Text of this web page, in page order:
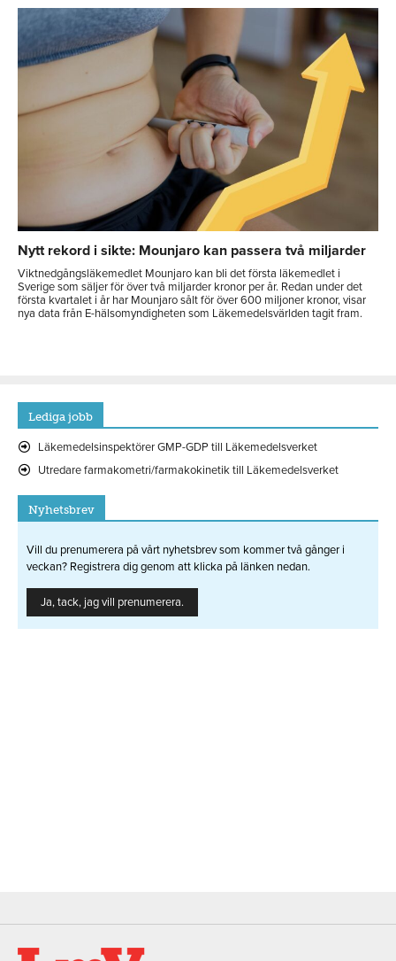
Nytt rekord i sikte: Mounjaro kan passera två miljarder
Viktnedgångsläkemedlet Mounjaro kan bli det första läkemedlet i
Sverige som säljer för över två miljarder kronor per år. Redan under det
första kvartalet i år har Mounjaro sålt för över 600 miljoner kronor, visar
nya data från E-hälsomyndigheten som Läkemedelsvärlden tagit fram.
Lediga jobb
Läkemedelsinspektörer GMP-GDP till Läkemedelsverket
Utredare farmakometri/farmakokinetik till Läkemedelsverket
Nyhetsbrev
Vill du prenumerera på vårt nyhetsbrev som kommer två gånger i
veckan? Registrera dig genom att klicka på länken nedan.
Ja, tack, jag vill prenumerera.